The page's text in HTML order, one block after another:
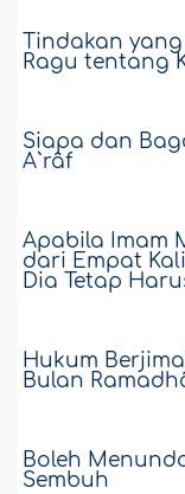
Tindakan
Ragu tentang
Siapa dan
A`râf
Apabila Imam
dari Empat
Dia Tetap
Hukum
Bulan
Boleh
Sembuh